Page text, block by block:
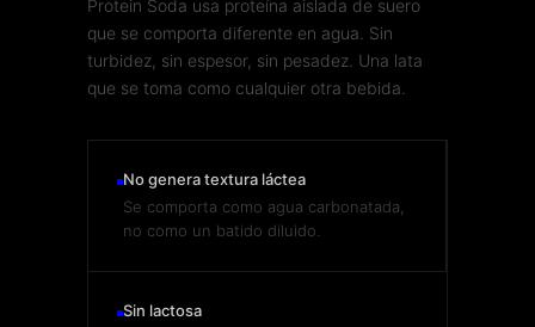
Protein Soda usa proteína aislada de suero
que se comporta diferente en agua. Sin
turbidez, sin espesor, sin pesadez. Una lata
que se toma como cualquier otra bebida.
No genera textura láctea
Se comporta como agua carbonatada,
no como un batido diluido.
Sin lactosa